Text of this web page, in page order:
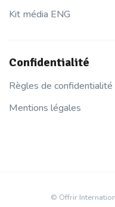
Kit média ENG
Confidentialité
Règles de confidentialité
Mentions légales
© Offrir